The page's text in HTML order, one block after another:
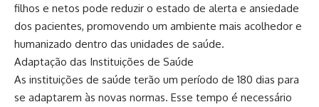
filhos e netos pode reduzir o estado de alerta e ansiedade
dos pacientes, promovendo um ambiente mais acolhedor e
humanizado dentro das unidades de saúde.
Adaptação das Instituições de Saúde
As instituições de saúde terão um período de 180 dias para
se adaptarem às novas normas. Esse tempo é necessário